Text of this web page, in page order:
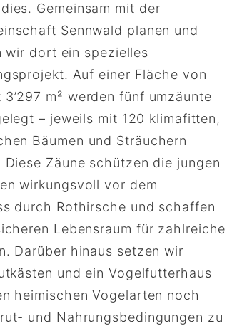
Gemeinsam mit der
Sennwald planen und
wir dort ein spezielles
Auf einer Fläche von
3’297 m² werden fünf umzäunte
– jeweils mit 120 klimafitten,
Bäumen und Sträuchern
Zäune schützen die jungen
wirkungsvoll vor dem
durch Rothirsche und schaffen
Lebensraum für zahlreiche
Darüber hinaus setzen wir
und ein Vogelfutterhaus
heimischen Vogelarten noch
und Nahrungsbedingungen zu